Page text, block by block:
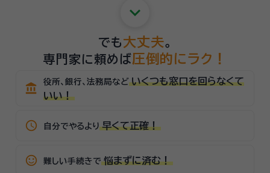
keyboard_arrow_down
でも 大丈夫。
専門家に頼めば圧倒的にラク！
account_balance 役所、銀行、法務局など いくつも窓口を回らなくて
いい！
schedule 自分でやるより 早くて正確！
sentiment_satisfied_alt 難しい手続きで 悩まずに済む！